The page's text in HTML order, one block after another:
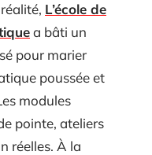
L’école de
a bâti un
pour marier
poussée et
modules
pointe, ateliers
réelles. À la